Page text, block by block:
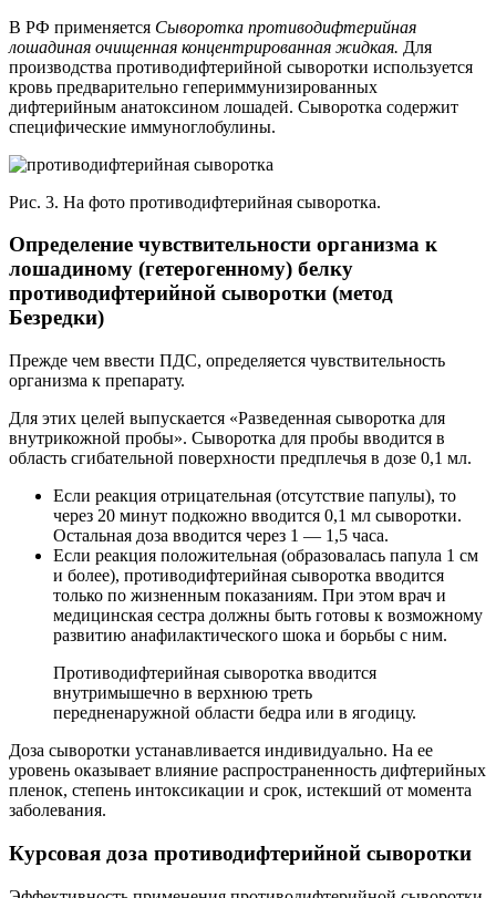
В РФ применяется Сыворотка противодифтерийная
лошадиная очищенная концентрированная жидкая. Для
производства противодифтерийной сыворотки используется
кровь предварительно гепериммунизированных
дифтерийным анатоксином лошадей. Сыворотка содержит
специфические иммуноглобулины.
Рис. 3. На фото противодифтерийная сыворотка.
Определение чувствительности организма к
лошадиному (гетерогенному) белку
противодифтерийной сыворотки (метод
Безредки)
Прежде чем ввести ПДС, определяется чувствительность
организма к препарату.
Для этих целей выпускается «Разведенная сыворотка для
внутрикожной пробы». Сыворотка для пробы вводится в
область сгибательной поверхности предплечья в дозе 0,1 мл.
Если реакция отрицательная (отсутствие папулы), то
через 20 минут подкожно вводится 0,1 мл сыворотки.
Остальная доза вводится через 1 — 1,5 часа.
Если реакция положительная (образовалась папула 1 см
и более), противодифтерийная сыворотка вводится
только по жизненным показаниям. При этом врач и
медицинская сестра должны быть готовы к возможному
развитию анафилактического шока и борьбы с ним.
Противодифтерийная сыворотка вводится
внутримышечно в верхнюю треть
передненаружной области бедра или в ягодицу.
Доза сыворотки устанавливается индивидуально. На ее
уровень оказывает влияние распространенность дифтерийных
пленок, степень интоксикации и срок, истекший от момента
заболевания.
Курсовая доза противодифтерийной сыворотки